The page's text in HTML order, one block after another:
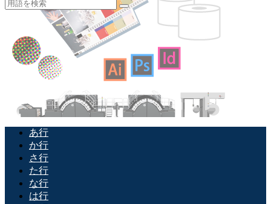
あ行
か行
さ行
た行
な行
は行